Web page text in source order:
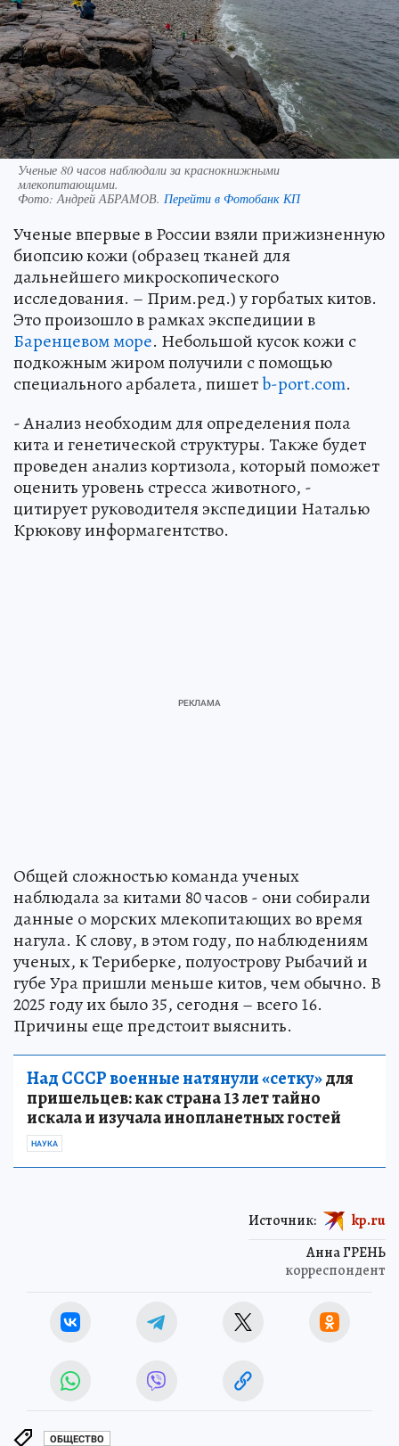
Ученые 80 часов наблюдали за краснокнижными
млекопитающими.
Фото:Андрей АБРАМОВ. Перейти в Фотобанк КП
Ученые впервые в России взяли прижизненную
биопсию кожи (образец тканей для
дальнейшего микроскопического
исследования. – Прим.ред.) у горбатых китов.
Это произошло в рамках экспедиции в
Баренцевом море. Небольшой кусок кожи с
подкожным жиром получили с помощью
специального арбалета, пишетb-port.com.
- Анализ необходим для определения пола
кита и генетической структуры. Также будет
проведен анализ кортизола, который поможет
оценить уровень стресса животного, -
цитирует руководителя экспедиции Наталью
Крюкову информагентство.
Общей сложностью команда ученых
наблюдала за китами 80 часов - они собирали
данные о морских млекопитающих во время
нагула. К слову, в этом году, по наблюдениям
ученых, к Териберке, полуострову Рыбачий и
губе Ура пришли меньше китов, чем обычно. В
2025 году их было 35, сегодня – всего 16.
Причины еще предстоит выяснить.
Над СССР военные натянули «сетку»для
пришельцев: как страна 13 лет тайно
искала и изучала инопланетных гостей
НАУКА
Анна ГРЕНЬ
корреспондент
Источник: kp.ru
ОБЩЕСТВО